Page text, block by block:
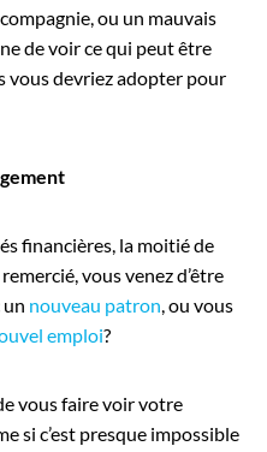
ou un mauvais
de voir ce qui peut être
vous devriez adopter pour
financières, la moitié de
vous venez d’être
un nouveau patron, ou vous
emploi?
vous faire voir votre
si c’est presque impossible